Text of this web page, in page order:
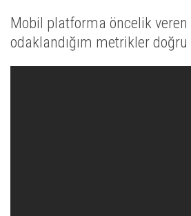
Mobil platforma öncelik
odaklandığım metrikler doğru